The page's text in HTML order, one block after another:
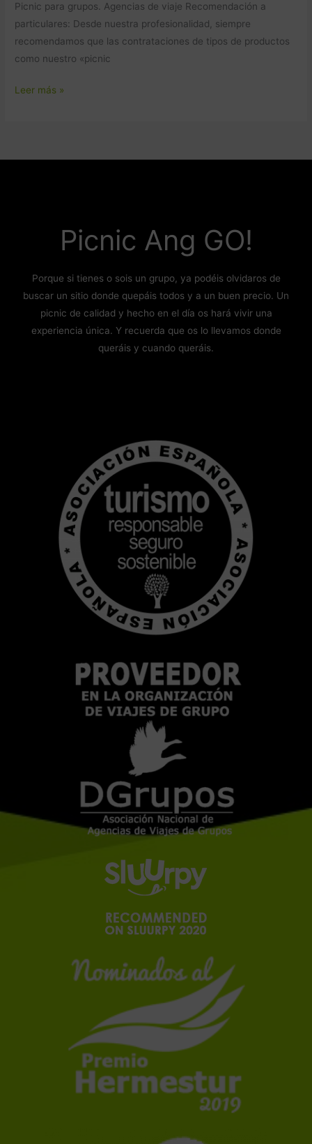
Picnic para grupos. Agencias de viaje Recomendación a
particulares: Desde nuestra profesionalidad, siempre
recomendamos que las contrataciones de tipos de productos
como nuestro «picnic
Leer más »
Picnic Ang GO!
Porque si tienes o sois un grupo, ya podéis olvidaros de
buscar un sitio donde quepáis todos y a un buen precio. Un
picnic de calidad y hecho en el día os hará vivir una
experiencia única. Y recuerda que os lo llevamos donde
queráis y cuando queráis.